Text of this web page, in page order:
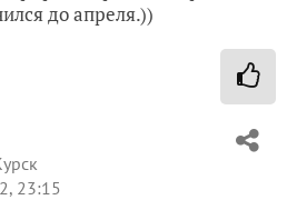
до апреля.))
23:15